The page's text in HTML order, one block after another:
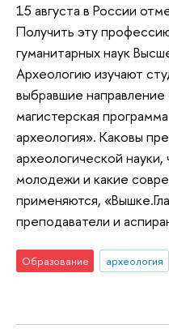
15 августа в России
Получить эту
гуманитарных наук
Археологию изучают
выбравшие
магистерская
археология». Каковы
археологической
молодежи и какие
применяются,
преподаватели и
Образование археология